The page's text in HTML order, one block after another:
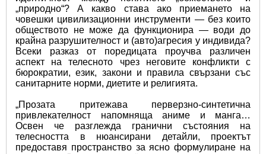
„природно“? А какво става ако приемането на
човешки цивилизационни инструменти — без които
обществото не може да функционира — води до
крайна разрушителност и (авто)агресия у индивида?
Всеки разказ от поредицата проучва различен
аспект на телесното чрез неговите конфликти с
бюрократии, език, закони и правила свързани със
санитарните норми, диетите и религията.
„Прозата притежава перверзно-синтетична
привлекателност напомняща аниме и манга…
Освен че разглежда гранични състояния на
телесността в нюансирани детайли, проектът
предоставя пространство за ясно формулиране на